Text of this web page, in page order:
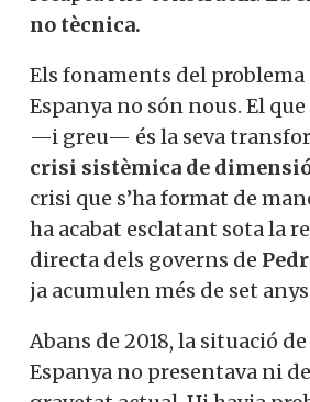
no tècnica.
Els fonaments del problema
Espanya no són nous. El
—i greu— és la seva
crisi sistèmica de
crisi que s’ha format de
ha acabat esclatant sota la
directa dels governs de
ja acumulen més de set
Abans de 2018, la situació
Espanya no presentava ni